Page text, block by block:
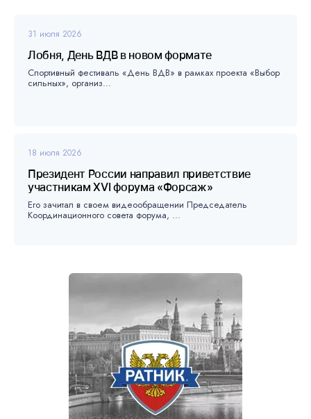
31 июля 2026
Лобня, День ВДВ в новом формате
Спортивный фестиваль «День ВДВ» в рамках проекта «Выбор
сильных», организ...
18 июля 2026
Президент России направил приветствие
участникам XVI форума «Форсаж»
Его зачитал в своем видеообращении Председатель
Координационного совета форума, ...